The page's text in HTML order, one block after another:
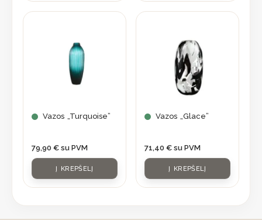
Vazos „Turquoise”
79,90 € su PVM
Į KREPŠELĮ
Vazos „Glace”
71,40 € su PVM
Į KREPŠELĮ